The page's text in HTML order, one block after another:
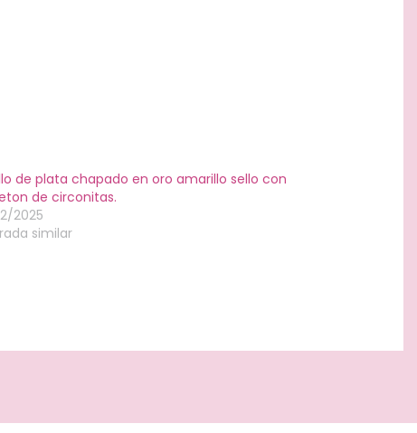
de plata chapado en oro amarillo sello con
de circonitas.
2025
similar